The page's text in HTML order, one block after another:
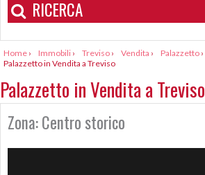
RICERCA
Home › Immobili › Treviso › Vendita › Palazzetto ›
Palazzetto in Vendita a Treviso
Palazzetto in Vendita a Treviso
Zona: Centro storico